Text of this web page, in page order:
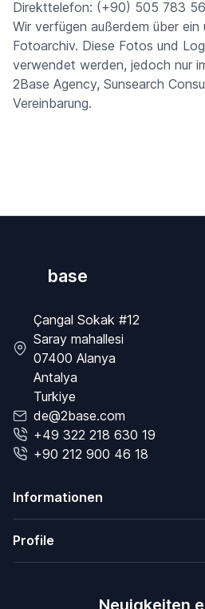
Direkttelefon: (+90) 505 783
Wir verfügen außerdem über ein
Fotoarchiv. Diese Fotos und
verwendet werden, jedoch nur
2Base Agency, Sunsearch
Vereinbarung.
base
Çangal Sokak #12
Saray mahallesi
07400 Alanya
Antalya
Turkiye
de@2base.com
+49 322 218 630 19
+90 212 900 46 18
Informationen
Profile
Neuigkeiten